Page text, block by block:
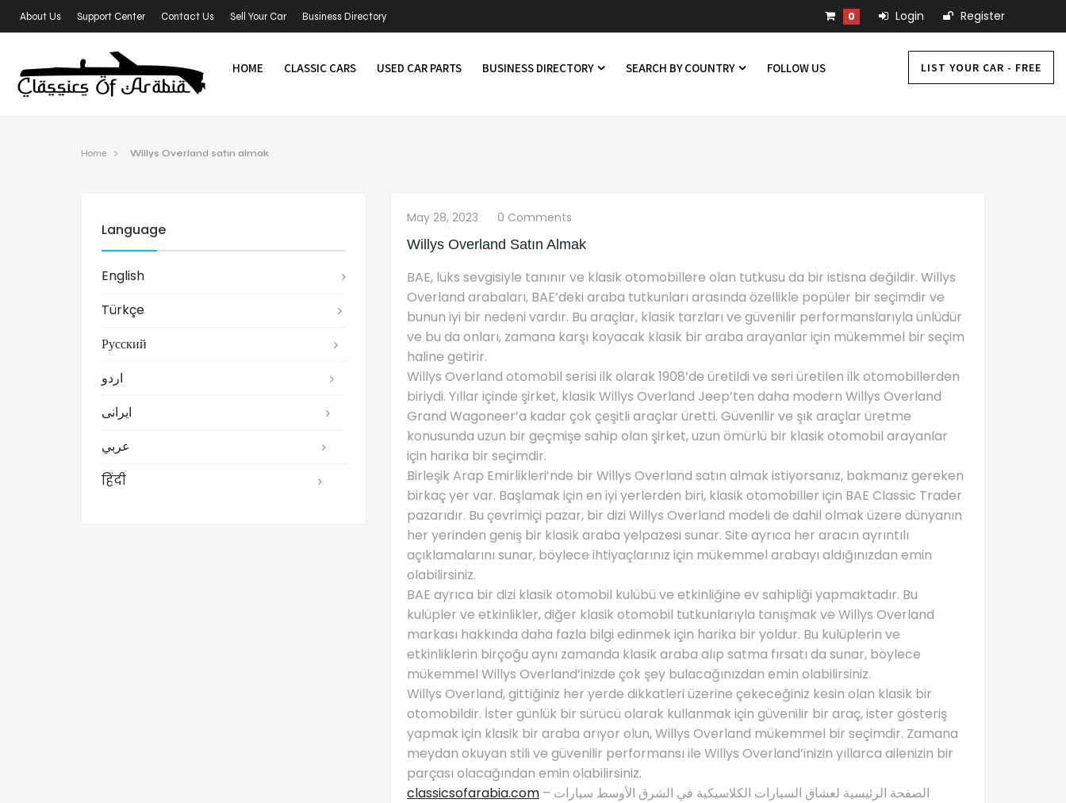
About Us Support Center Contact Us Sell Your Car Business Directory 0 Login Register
HOME CLASSIC CARS USED CAR PARTS BUSINESS DIRECTORY SEARCH BY COUNTRY FOLLOW US LIST YOUR CAR - FREE
Home Willys Overland satın almak
Language
English
Türkçe
Русский
اردو
ایرانی
عربي
हिंदी
May 28, 2023
0 Comments
Willys Overland Satın Almak
BAE, lüks sevgisiyle tanınır ve klasik otomobillere olan tutkusu da bir istisna değildir. Willys
Overland arabaları, BAE’deki araba tutkunları arasında özellikle popüler bir seçimdir ve
bunun iyi bir nedeni vardır. Bu araçlar, klasik tarzları ve güvenilir performanslarıyla ünlüdür
ve bu da onları, zamana karşı koyacak klasik bir araba arayanlar için mükemmel bir seçim
haline getirir.
Willys Overland otomobil serisi ilk olarak 1908’de üretildi ve seri üretilen ilk otomobillerden
biriydi. Yıllar içinde şirket, klasik Willys Overland Jeep’ten daha modern Willys Overland
Grand Wagoneer’a kadar çok çeşitli araçlar üretti. Güvenilir ve şık araçlar üretme
konusunda uzun bir geçmişe sahip olan şirket, uzun ömürlü bir klasik otomobil arayanlar
için harika bir seçimdir.
Birleşik Arap Emirlikleri’nde bir Willys Overland satın almak istiyorsanız, bakmanız gereken
birkaç yer var. Başlamak için en iyi yerlerden biri, klasik otomobiller için BAE Classic Trader
pazarıdır. Bu çevrimiçi pazar, bir dizi Willys Overland modeli de dahil olmak üzere dünyanın
her yerinden geniş bir klasik araba yelpazesi sunar. Site ayrıca her aracın ayrıntılı
açıklamalarını sunar, böylece ihtiyaçlarınız için mükemmel arabayı aldığınızdan emin
olabilirsiniz.
BAE ayrıca bir dizi klasik otomobil kulübü ve etkinliğine ev sahipliği yapmaktadır. Bu
kulüpler ve etkinlikler, diğer klasik otomobil tutkunlarıyla tanışmak ve Willys Overland
markası hakkında daha fazla bilgi edinmek için harika bir yoldur. Bu kulüplerin ve
etkinliklerin birçoğu aynı zamanda klasik araba alıp satma fırsatı da sunar, böylece
mükemmel Willys Overland’inizde çok şey bulacağınızdan emin olabilirsiniz.
Willys Overland, gittiğiniz her yerde dikkatleri üzerine çekeceğiniz kesin olan klasik bir
otomobildir. İster günlük bir sürücü olarak kullanmak için güvenilir bir araç, ister gösteriş
yapmak için klasik bir araba arıyor olun, Willys Overland mükemmel bir seçimdir. Zamana
meydan okuyan stili ve güvenilir performansı ile Willys Overland’inizin yıllarca ailenizin bir
parçası olacağından emin olabilirsiniz.
classicsofarabia.com – الصفحة الرئيسية لعشاق السيارات الكلاسيكية في الشرق الأوسط سيارات